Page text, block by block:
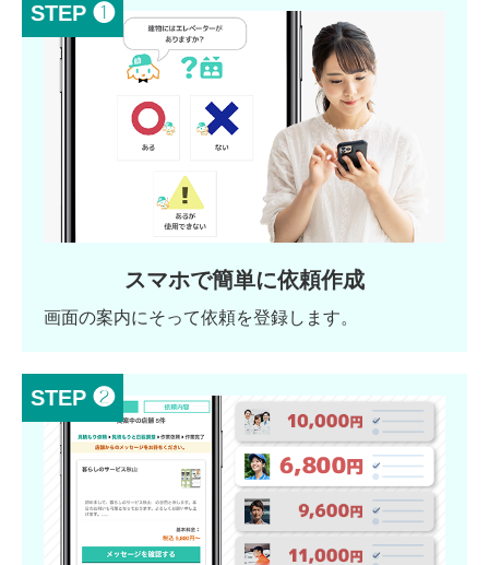
STEP ❶
スマホで簡単に依頼作成
画面の案内にそって依頼を登録します。
STEP ❷